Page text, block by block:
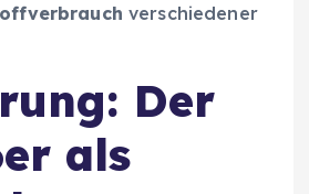
verschiedener
Der
als